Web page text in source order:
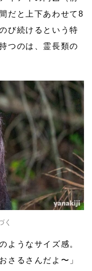
だと上下あわせて8
び続けるという特
つのは、霊長類の
く
ようなサイズ感。
さるさんだよ〜」